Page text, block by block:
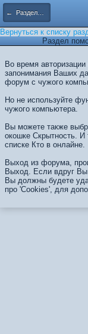
← Разделы помощи
Вернуться к списку
Раздел
Во время
запонимания Ваших
форум с чужого
Но не используйте
чужого компьютера.
Вы можете также
окошке Скрытность. И
списке Кто в онлайне.
Выход из форума,
Выход. Если вдруг Вы
Вы должны будете
про 'Cookies', для